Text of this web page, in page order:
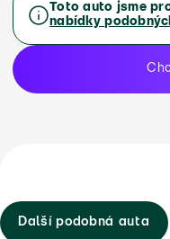
Toto auto jsme
nabídky
Další podobná auta